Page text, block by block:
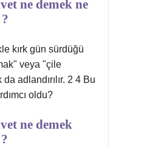
ne demek ne
kırk gün sürdüğü
veya "çile
adlandırılır. 2 4 Bu
oldu?
ne demek